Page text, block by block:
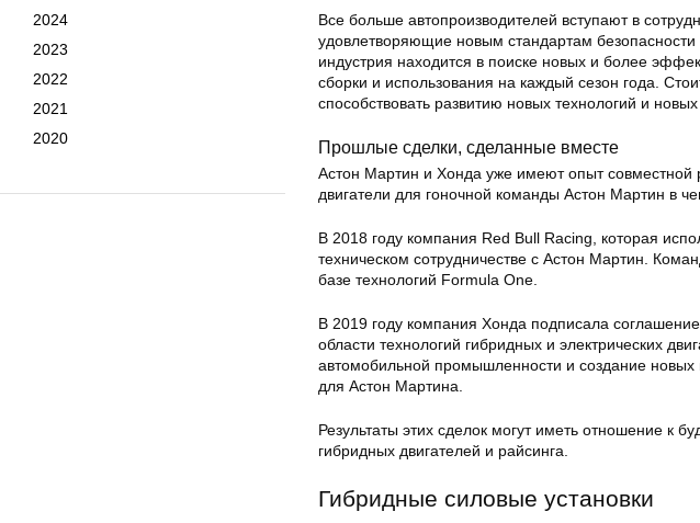
2024
2023
2022
2021
2020
Все больше автопроизводителей вступают в
удовлетворяющие новым стандартам
индустрия находится в поиске новых и более
сборки и использования на каждый сезон года.
способствовать развитию новых технологий и
Прошлые сделки, сделанные вместе
Астон Мартин и Хонда уже имеют опыт совместной
двигатели для гоночной команды Астон Мартин в
В 2018 году компания Red Bull Racing, которая
техническом сотрудничестве с Астон Мартин.
базе технологий Formula One.
В 2019 году компания Хонда подписала
области технологий гибридных и электрических
автомобильной промышленности и создание
для Астон Мартина.
Результаты этих сделок могут иметь отношение к
гибридных двигателей и райсинга.
Гибридные силовые установки